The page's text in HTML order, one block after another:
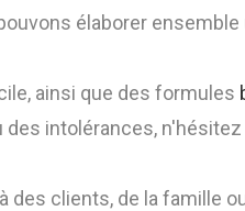
élaborer ensemble
ainsi que des formules
intolérances,
des clients, de la famille